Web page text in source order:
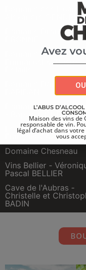
Domaine des
Alexandre GENDRIER
Domaine Dronne -
Domaine du Salvard
Emmanuel & Thierry
Domaine Daridan -
Domaine de la
- Baptiste CHERY
Le Petit Chambord -
François CAZIN
Domaine Chesneau
Vins Bellier -
Pascal BELLIER
Cave de l'Aubras -
Christelle et
BADIN
Avez
L’ABUS
Maison des vins
responsable de vin.
légal d’achat dans
vous